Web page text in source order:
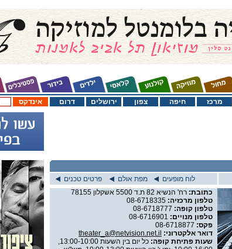
אינדקס דרום ירושלים צפון חיפה מרכז
פרטים טכנים מפת אולם
לוח מופעים
כתובת: רח' הנשיא 82 ת.ד 5500 אשקלון 78155
טלפון מרכזיה: 08-6718335
טלפון קופה: 08-6718777
טלפון מנויים: 08-6716901
פקס: 08-6718877
דואר אלקטרוני: theater_a@netvision.net.il
שעות פתיחת קופה:
כל יום בין השעות 13:00-10:00,